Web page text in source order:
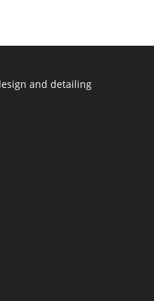
and detailing